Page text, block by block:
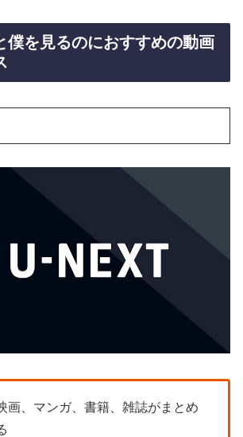
僕を見るのにおすすめの動画
画、マンガ、書籍、雑誌がまとめ